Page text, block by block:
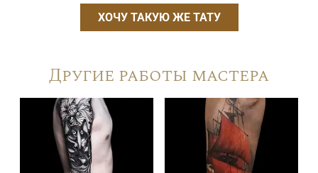
ХОЧУ ТАКУЮ ЖЕ ТАТУ
Другие работы мастера